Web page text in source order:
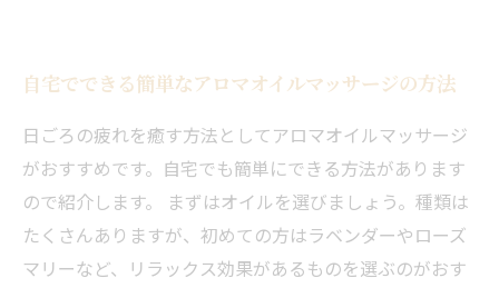
自宅でできる簡単なアロマオイルマッサージの方法
日ごろの疲れを癒す方法としてアロマオイルマッサージ
がおすすめです。自宅でも簡単にできる方法があります
ので紹介します。 まずはオイルを選びましょう。種類は
たくさんありますが、初めての方はラベンダーやローズ
マリーなど、リラックス効果があるものを選ぶのがおす